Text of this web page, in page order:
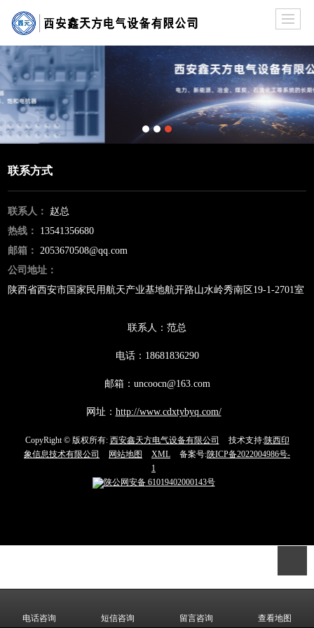
联系方式
联系人：
赵总
热线：
13541356680
邮箱：
2053670508@qq.com
公司地址：
陕西省西安市国家民用航天产业基地航开路山水岭秀南区19-1-2701室
联系人：范总
电话：18681836290
邮箱：uncoocn@163.com
网址： http://www.cdxtybyq.com/
CopyRight © 版权所有: 西安鑫天方电气设备有限公司 技术支持:陕西印
象信息技术有限公司
网站地图 XML 备案号:陕ICP备2022004986号-
1
陕公网安备61019402000143号
电话咨询 短信咨询 留言咨询 查看地图